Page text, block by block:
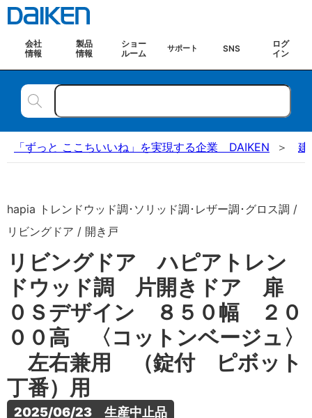
会社
情報
製品
情報
ショー
ルーム
サポート SNS
ログ
イン
「ずっと ここちいいね」を実現する企業 DAIKEN 建
hapia トレンドウッド調･ソリッド調･レザー調･グロス調 /
リビングドア / 開き戸
リビングドア ハピアトレン
ドウッド調 片開きドア 扉
０Ｓデザイン ８５０幅 ２０
００高 〈コットンベージュ〉
左右兼用 （錠付 ピボット
丁番）用
2025/06/23　生産中止品